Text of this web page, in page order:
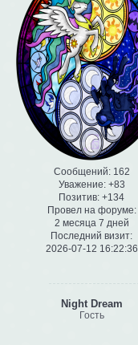
Сообщений:162
Уважение: +83
Позитив: +134
Провел на форуме:
2 месяца 7 дней
Последний визит:
2026-07-12 16:22:36
Night Dream
Гость